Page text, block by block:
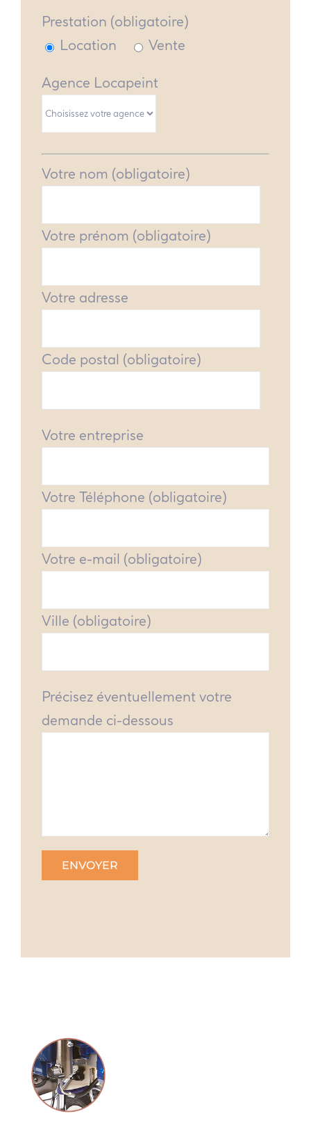
Prestation (obligatoire)
Location
Vente
Agence Locapeint
Votre nom (obligatoire)
Votre prénom (obligatoire)
Votre adresse
Code postal (obligatoire)
Votre entreprise
Votre Téléphone (obligatoire)
Votre e-mail (obligatoire)
Ville (obligatoire)
Précisez éventuellement votre
demande ci-dessous